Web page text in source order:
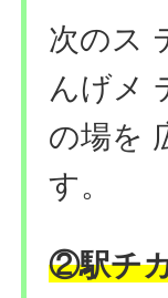
次のス
んげメ
の場を
す。
②駅チ